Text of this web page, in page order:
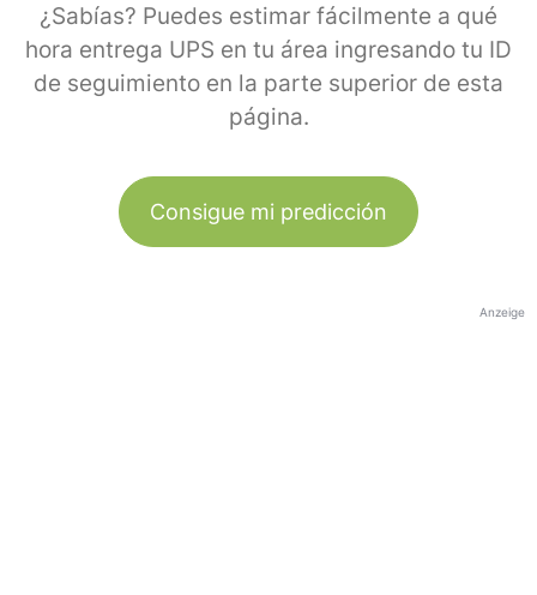
¿Sabías? Puedes estimar fácilmente a qué
hora entrega UPS en tu área ingresando tu ID
de seguimiento en la parte superior de esta
página.
Consigue mi predicción
Anzeige